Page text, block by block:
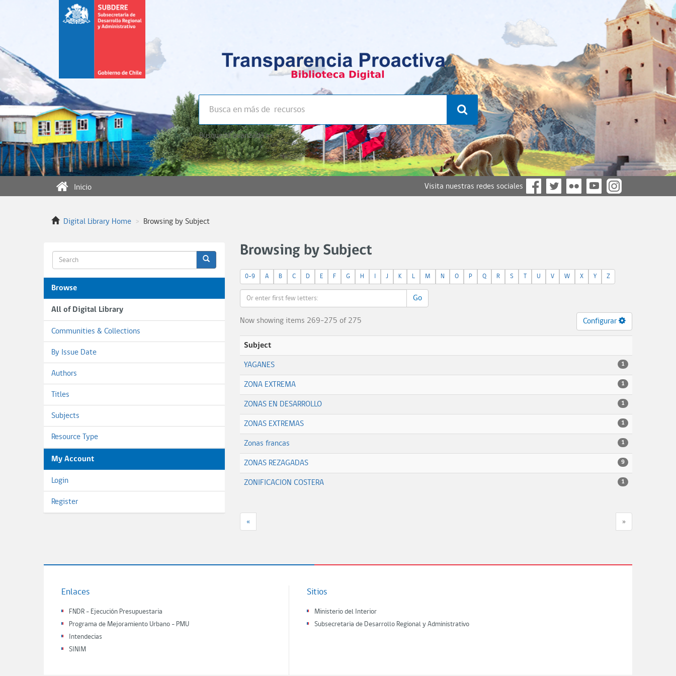
Búsqueda avanzada >>
Inicio Visita nuestras redes sociales
Digital Library Home Browsing by Subject
Browse
All of Digital Library
Communities & Collections
By Issue Date
Authors
Titles
Subjects
Resource Type
My Account
Login
Register
Browsing by Subject
0-9 A B C D E F G H J K L M N O P Q R S T U V W X Y Z
Go
Now showing items 269-275 of 275 Configurar
Subject
YAGANES 1
ZONA EXTREMA 1
ZONAS EN DESARROLLO 1
ZONAS EXTREMAS 1
Zonas francas 1
ZONAS REZAGADAS 9
ZONIFICACION COSTERA 1
« »
Enlaces
FNDR - Ejecución Presupuestaria
Programa de Mejoramiento Urbano - PMU
Intendecias
SINIM
Sitios
Ministerio del Interior
Subsecretaria de Desarrollo Regional y Administrativo